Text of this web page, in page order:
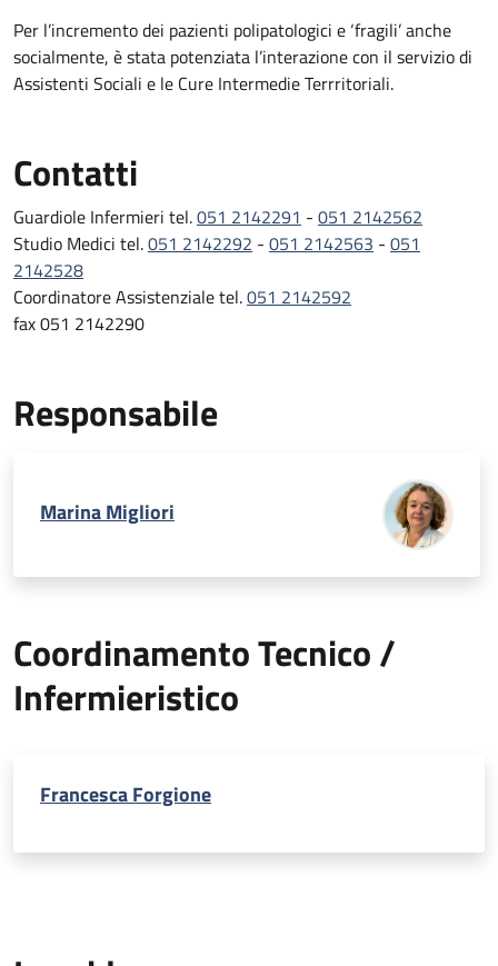
Per l’incremento dei pazienti polipatologici e ‘fragili’ anche
socialmente, è stata potenziata l’interazione con il servizio di
Assistenti Sociali e le Cure Intermedie Terrritoriali.
Contatti
Guardiole Infermieri tel.051 2142291 - 051 2142562
Studio Medici tel.051 2142292 - 051 2142563 - 051
2142528
Coordinatore Assistenziale tel.051 2142592
fax 051 2142290
Responsabile
Marina Migliori
Coordinamento Tecnico /
Infermieristico
Francesca Forgione